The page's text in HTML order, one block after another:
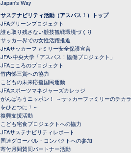
Japan's Way
サステナビリティ活動（アスパス！）トップ
JFAグリーンプロジェクト
誰も取り残さない競技観戦環境づくり
サッカー界での女性活躍推進
JFAサッカーファミリー安全保護宣言
JFA×中央大学「アスパス！協働プロジェクト」
JFAこころのプロジェクト
竹内悌三賞への協力
こどもの未来応援国民運動
JFAスポーツマネジャーズカレッジ
がんばろうニッポン！ ～サッカーファミリーのチカラ
をひとつに！～
復興支援活動
こども宅食プロジェクトへの協力
JFAサステナビリティレポート
国連グローバル・コンパクトへの参加
寄付月間賛同パートナー活動